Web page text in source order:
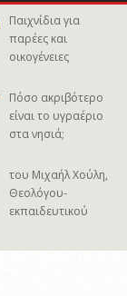
Παιχνίδια για
παρέες και
οικογένειες
Πόσο ακριβότερο
είναι το υγραέριο
στα νησιά;
του Μιχαήλ Χούλη,
Θεολόγου-
εκπαιδευτικού